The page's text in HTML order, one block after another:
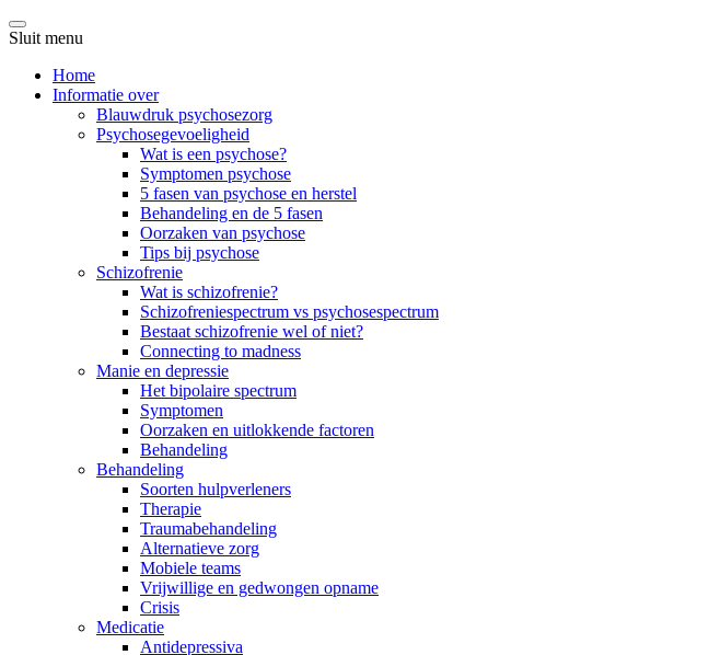
Sluit menu
Home
Informatie over
Blauwdruk psychosezorg
Psychosegevoeligheid
Wat is een psychose?
Symptomen psychose
5 fasen van psychose en herstel
Behandeling en de 5 fasen
Oorzaken van psychose
Tips bij psychose
Schizofrenie
Wat is schizofrenie?
Schizofreniespectrum vs psychosespectrum
Bestaat schizofrenie wel of niet?
Connecting to madness
Manie en depressie
Het bipolaire spectrum
Symptomen
Oorzaken en uitlokkende factoren
Behandeling
Behandeling
Soorten hulpverleners
Therapie
Traumabehandeling
Alternatieve zorg
Mobiele teams
Vrijwillige en gedwongen opname
Crisis
Medicatie
Antidepressiva